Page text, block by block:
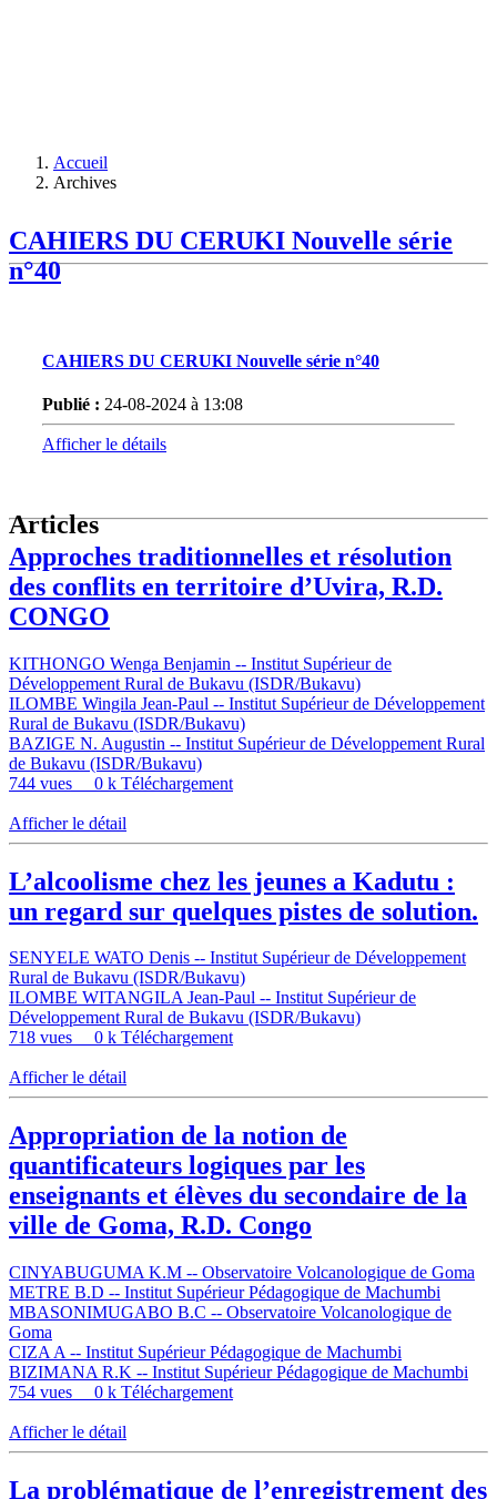
Accueil
Archives
CAHIERS DU CERUKI Nouvelle série
n°40
CAHIERS DU CERUKI Nouvelle série n°40
Publié : 24-08-2024 à 13:08
Afficher le détails
Articles
Approches traditionnelles et résolution
des conflits en territoire d’Uvira, R.D.
CONGO
KITHONGO Wenga Benjamin -- Institut Supérieur de
Développement Rural de Bukavu (ISDR/Bukavu)
ILOMBE Wingila Jean-Paul -- Institut Supérieur de Développement
Rural de Bukavu (ISDR/Bukavu)
BAZIGE N. Augustin -- Institut Supérieur de Développement Rural
de Bukavu (ISDR/Bukavu)
744 vues 0 k Téléchargement
Afficher le détail
L’alcoolisme chez les jeunes a Kadutu :
un regard sur quelques pistes de solution.
SENYELE WATO Denis -- Institut Supérieur de Développement
Rural de Bukavu (ISDR/Bukavu)
ILOMBE WITANGILA Jean-Paul -- Institut Supérieur de
Développement Rural de Bukavu (ISDR/Bukavu)
718 vues 0 k Téléchargement
Afficher le détail
Appropriation de la notion de
quantificateurs logiques par les
enseignants et élèves du secondaire de la
ville de Goma, R.D. Congo
CINYABUGUMA K.M -- Observatoire Volcanologique de Goma
METRE B.D -- Institut Supérieur Pédagogique de Machumbi
MBASONIMUGABO B.C -- Observatoire Volcanologique de
Goma
CIZA A -- Institut Supérieur Pédagogique de Machumbi
BIZIMANA R.K -- Institut Supérieur Pédagogique de Machumbi
754 vues 0 k Téléchargement
Afficher le détail
La problématique de l’enregistrement des